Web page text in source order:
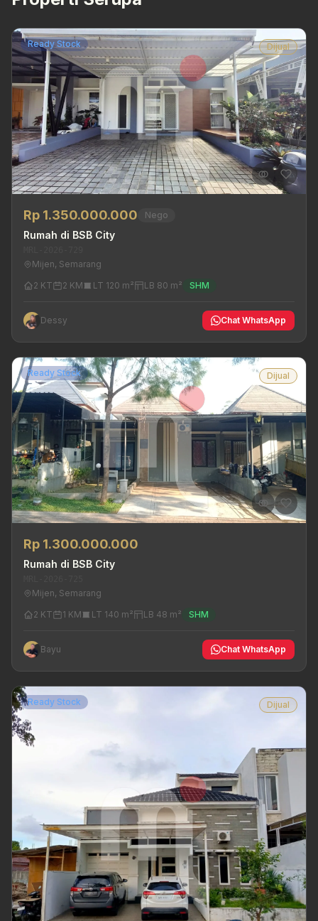
Ready Stock Dijual
Rp 1.350.000.000 Nego
Rumah di BSB City
Mijen, Semarang
2 KT
2 KM LT 120 m² LB 80 m² SHM
Dessy Chat WhatsApp
Ready Stock Dijual
Rp 1.300.000.000
Rumah di BSB City
Mijen, Semarang
2 KT
1 KM LT 140 m² LB 48 m² SHM
Bayu Chat WhatsApp
Ready Stock Dijual